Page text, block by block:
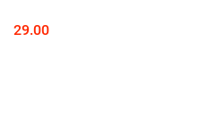
29.00